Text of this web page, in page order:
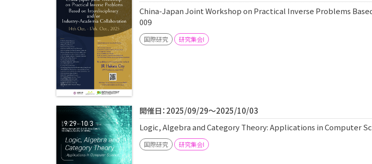
China-Japan Joint Workshop on Practical Inverse Problems
009
国際研究 研究集会I
開催日：2025/09/29～2025/10/03
Logic, Algebra and Category Theory: Applications in Computer
国際研究 研究集会I